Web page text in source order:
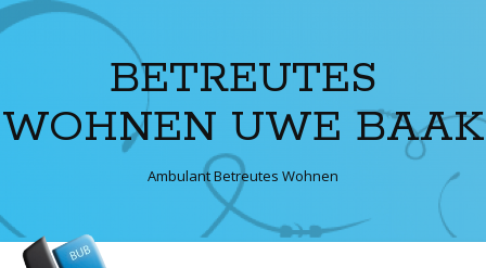
BETREUTES
WOHNEN UWE BAAK
Ambulant Betreutes Wohnen